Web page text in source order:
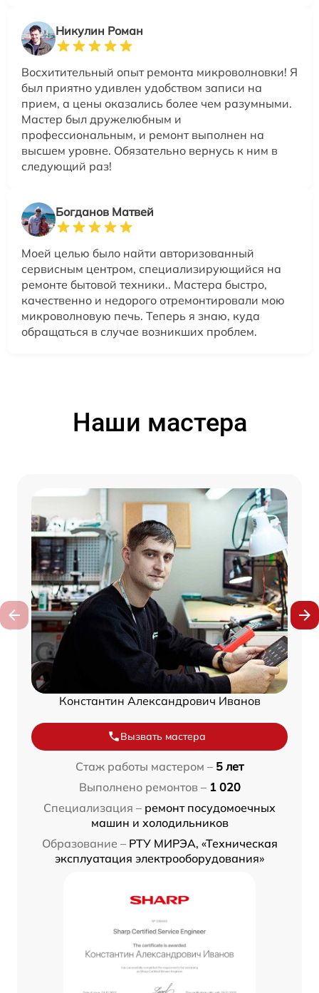
Никулин Роман
Восхитительный опыт ремонта микроволновки! Я
был приятно удивлен удобством записи на
прием, а цены оказались более чем разумными.
Мастер был дружелюбным и
профессиональным, и ремонт выполнен на
высшем уровне. Обязательно вернусь к ним в
следующий раз!
Богданов Матвей
Моей целью было найти авторизованный
сервисным центром, специализирующийся на
ремонте бытовой техники.. Мастера быстро,
качественно и недорого отремонтировали мою
микроволновую печь. Теперь я знаю, куда
обращаться в случае возникших проблем.
Наши мастера
Константин Александрович Иванов
Вызвать мастера
Стаж работы мастером – 5 лет
Выполнено ремонтов – 1 020
Специализация – ремонт посудомоечных
машин и холодильников
Образование – РТУ МИРЭА, «Техническая
эксплуатация электрооборудования»